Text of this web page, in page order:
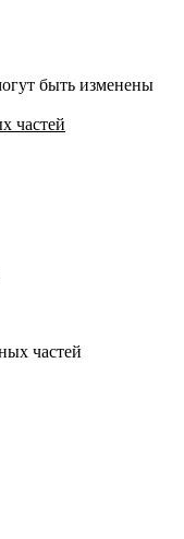
быть изменены
частей
частей